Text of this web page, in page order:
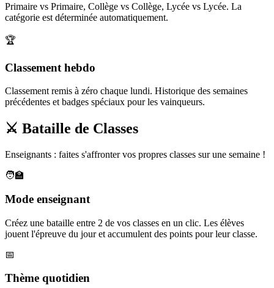
Primaire vs Primaire, Collège vs Collège, Lycée vs Lycée. La
catégorie est déterminée automatiquement.
🏆
Classement hebdo
Classement remis à zéro chaque lundi. Historique des semaines
précédentes et badges spéciaux pour les vainqueurs.
⚔️ Bataille de Classes
Enseignants : faites s'affronter vos propres classes sur une semaine !
🧑‍🏫
Mode enseignant
Créez une bataille entre 2 de vos classes en un clic. Les élèves
jouent l'épreuve du jour et accumulent des points pour leur classe.
📅
Thème quotidien